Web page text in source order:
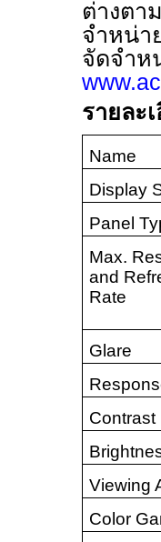
ต่างตา
จำหน่า
จัดจำ
รายละ
Name
Display
Panel
Max.
and
Rate
Glare
Contrast
Viewing
Color